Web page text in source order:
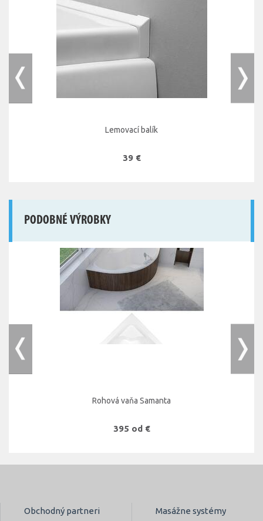
Lemovací balík
39 €
PODOBNÉ VÝROBKY
Rohová vaňa Samanta
395 od €
Obchodný partneri Masážne systémy